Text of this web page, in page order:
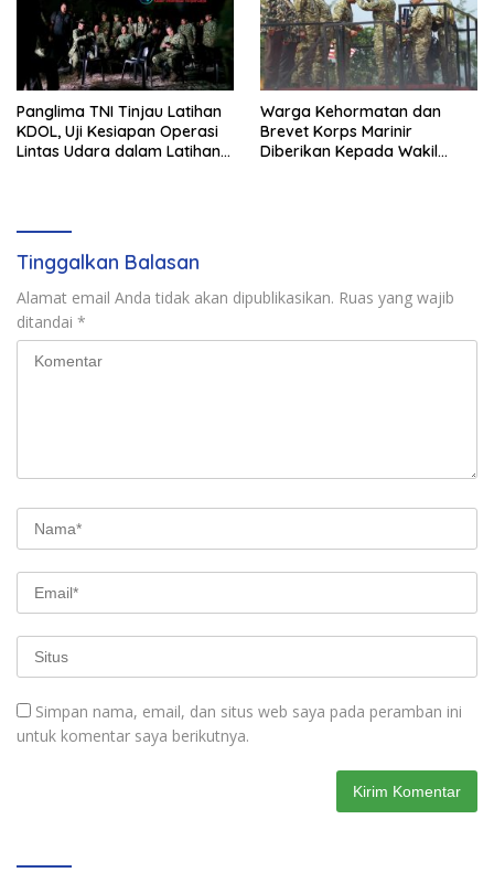
Panglima TNI Tinjau Latihan
KDOL, Uji Kesiapan Operasi
Lintas Udara dalam Latihan
Warga Kehormatan dan
Brevet Korps Marinir
Diberikan Kepada Wakil
Tinggalkan Balasan
Alamat email Anda tidak akan dipublikasikan. Ruas yang wajib
ditandai *
Simpan nama, email, dan situs web saya pada peramban ini
untuk komentar saya berikutnya.